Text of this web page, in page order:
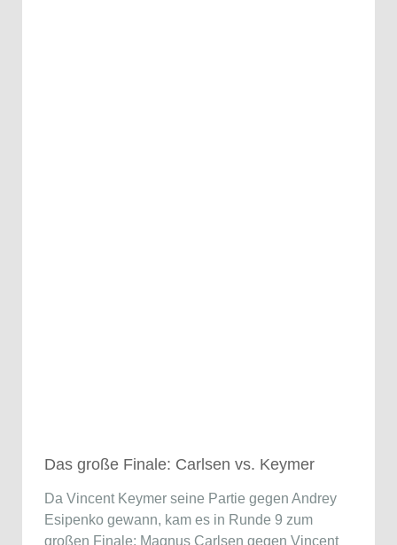
Das große Finale: Carlsen vs. Keymer
Da Vincent Keymer seine Partie gegen Andrey
Esipenko gewann, kam es in Runde 9 zum
großen Finale: Magnus Carlsen gegen Vincent